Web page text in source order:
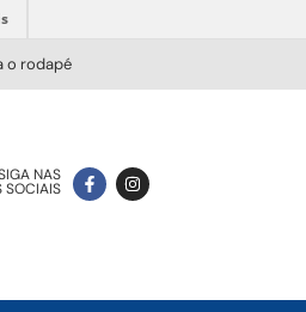
o rodapé
NAS
SOCIAIS